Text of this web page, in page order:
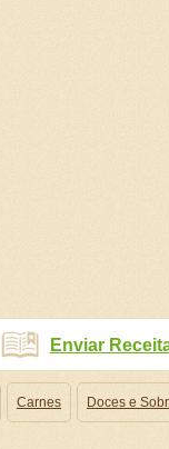
Enviar
Carnes Doces e